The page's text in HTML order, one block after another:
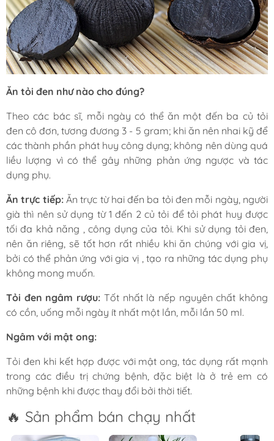
Ăn tỏi đen như nào cho đúng?
Theo các bác sĩ, mỗi ngày có thể ăn một đến ba củ tỏi
đen cô đơn, tương đương 3 - 5 gram; khi ăn nên nhai kỹ để
các thành phần phát huy công dụng; không nên dùng quá
liều lượng vì có thể gây những phản ứng ngược và tác
dụng phụ.
Ăn trực tiếp:Ăn trực từ hai đến ba tỏi đen mỗi ngày, người
già thì nên sử dụng từ 1 đến 2 củ tỏi để tỏi phát huy được
tối đa khả năng , công dụng của tỏi. Khi sử dụng tỏi đen,
nên ăn riêng, sẽ tốt hơn rất nhiều khi ăn chúng với gia vị,
bởi có thể phản ứng với gia vị , tạo ra những tác dụng phụ
không mong muốn.
Tỏi đen ngâm rượu: Tốt nhất là nếp nguyên chất không
có cồn, uống mỗi ngày ít nhất một lần, mỗi lần 50 ml.
Ngâm với mật ong:
Tỏi đen khi kết hợp được với mật ong, tác dụng rất mạnh
trong các điều trị chứng bệnh, đặc biệt là ở trẻ em có
những bệnh khi được thay đổi bởi thời tiết.
🔥 Sản phẩm bán chạy nhất